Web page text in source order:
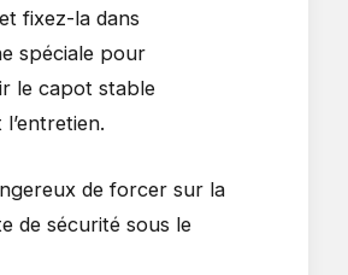
fixez-la dans
spéciale pour
le capot stable
de forcer sur la
de sécurité sous le